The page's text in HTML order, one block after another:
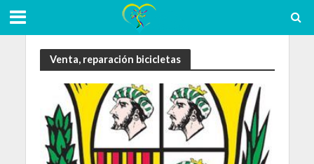
Venta, reparación bicicletas